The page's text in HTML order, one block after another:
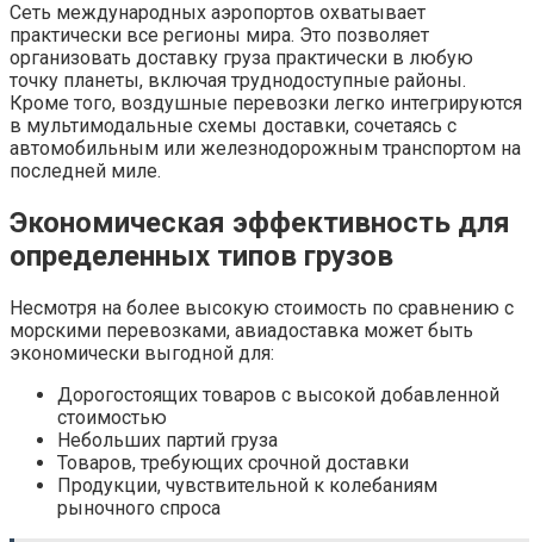
Сеть международных аэропортов охватывает
практически все регионы мира. Это позволяет
организовать доставку груза практически в любую
точку планеты, включая труднодоступные районы.
Кроме того, воздушные перевозки легко интегрируются
в мультимодальные схемы доставки, сочетаясь с
автомобильным или железнодорожным транспортом на
последней миле.
Экономическая эффективность для
определенных типов грузов
Несмотря на более высокую стоимость по сравнению с
морскими перевозками, авиадоставка может быть
экономически выгодной для:
Дорогостоящих товаров с высокой добавленной
стоимостью
Небольших партий груза
Товаров, требующих срочной доставки
Продукции, чувствительной к колебаниям
рыночного спроса